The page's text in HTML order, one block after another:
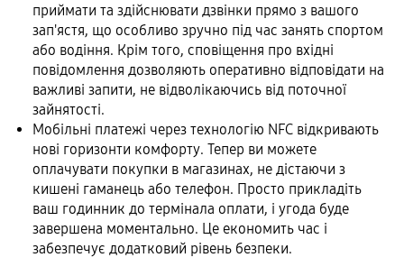
приймати та здійснювати дзвінки прямо з вашого
зап'ястя, що особливо зручно під час занять спортом
або водіння. Крім того, сповіщення про вхідні
повідомлення дозволяють оперативно відповідати на
важливі запити, не відволікаючись від поточної
зайнятості.
Мобільні платежі через технологію NFC відкривають
нові горизонти комфорту. Тепер ви можете
оплачувати покупки в магазинах, не дістаючи з
кишені гаманець або телефон. Просто прикладіть
ваш годинник до термінала оплати, і угода буде
завершена моментально. Це економить час і
забезпечує додатковий рівень безпеки.